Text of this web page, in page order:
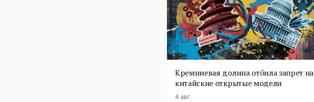
Кремниевая долина отбила запрет на
китайские открытые модели
4 авг.